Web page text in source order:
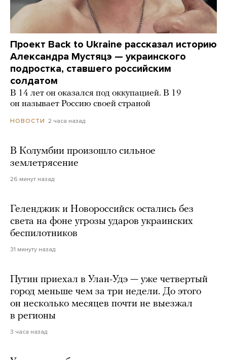
Проект Back to Ukraine рассказал историю
Александра Мустяцэ — украинского
подростка, ставшего российским
солдатом
В 14 лет он оказался под оккупацией. В 19
он называет Россию своей страной
НОВОСТИ 2 часа назад
В Колумбии произошло сильное
землетрясение
26 минут назад
Геленджик и Новороссийск остались без
света на фоне угрозы ударов украинских
беспилотников
31 минуту назад
Путин приехал в Улан-Удэ — уже четвертый
город меньше чем за три недели. До этого
он несколько месяцев почти не выезжал
в регионы
3 часа назад